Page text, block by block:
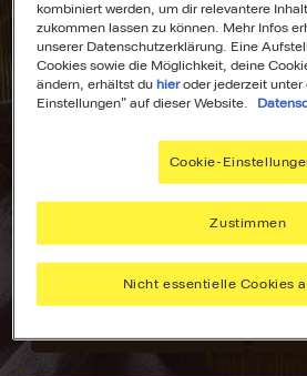
All Deine
Lieblingsrezepte
an einem Ort!
suchen –
speichere deine
aller liebsten
Rezepte, sammle
Inspiration und
hab alles immer
griffbereit.
kombiniert werden, um dir relevantere
zukommen lassen zu können. Mehr Infos
unserer Datenschutzerklärung. Eine
Cookies sowie die Möglichkeit, deine
ändern, erhältst du hieroder jederzeit unter
Einstellungen" auf dieser Website.
Cookie-
Nicht essentielle Cookies
Zustimmen